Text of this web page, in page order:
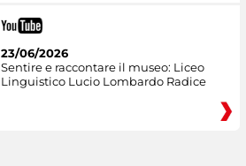
23/06/2026
Sentire e raccontare il museo: Liceo
Linguistico Lucio Lombardo Radice